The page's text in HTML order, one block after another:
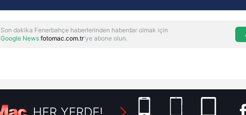
Son dakika Fenerbahçe haberlerinden haberdar olmak için
Google News fotomac.com.tr'ye abone olun.